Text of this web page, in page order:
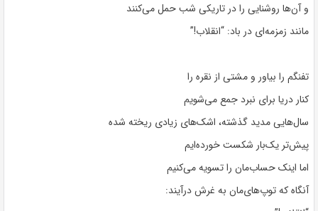
و آن‌ها روشنایی را در تاریکی شب حمل می‌کنند
مانند زمزمه‌ای در باد: “انقلاب!”
تفنگم را بیاور و مشتی از نقره را
کنار دریا برای نبرد جمع می‌شویم
سال‌هایی مدید گذشته، اشک‌های زیادی ریخته شده
پیش‌تر یک‌بار شکست خورده‌ایم
اما اینک حساب‌مان را تسویه می‌کنیم
آنگاه که توپ‌های‌مان به غرش درآیند: